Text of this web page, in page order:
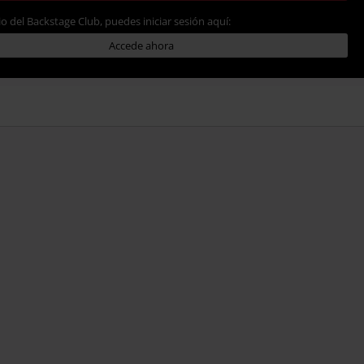
del Backstage Club, puedes iniciar sesión aquí:
Accede ahora